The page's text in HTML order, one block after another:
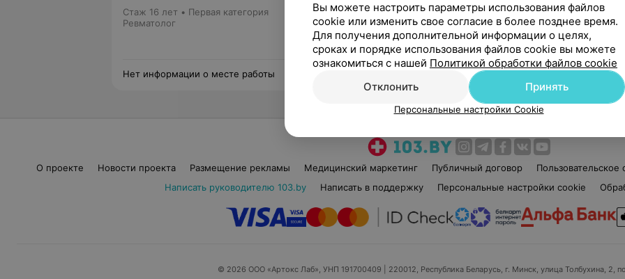
Стаж 16 лет • Первая категория
Ревматолог
Нет информации о месте работы
Стаж 36 лет•Высшая категория
Ревматолог
Нет информации о месте работы
О проекте Новости проекта Размещение рекламы Медицинский маркетинг Публичный договор Пользовательское
Написать руководителю 103.by
Написать в поддержку Персональные настройки cookie
© 2026 ООО «Артокс Лаб», УНП 191700409 | 220012, Республика Беларусь, г. Минск, улица Толбухина, 2,
Вы можете настроить параметры использования файлов
cookie или изменить свое согласие в более позднее время.
Для получения дополнительной информации о целях,
сроках и порядке использования файлов cookie вы можете
ознакомиться с нашей Политикой обработки файлов cookie
Отклонить
Принять
Персональные настройки Cookie